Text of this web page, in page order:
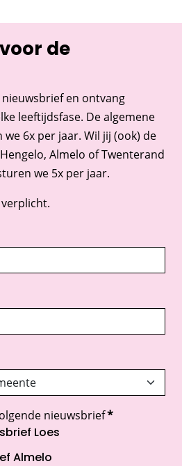
de
en ontvang
leeftijdsfase. De algemene
6x per jaar. Wil jij (ook) de
Almelo of Twenterand
we 5x per jaar.
nieuwsbrief*
Loes
Almelo